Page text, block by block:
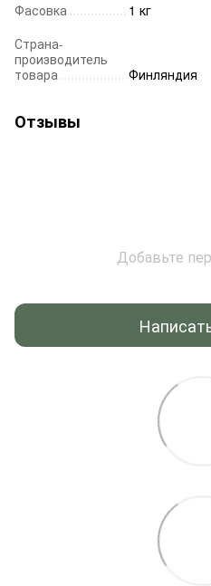
Фасовка
1 кг
Страна-
производитель
товара
Финляндия
Отзывы
Добавьте